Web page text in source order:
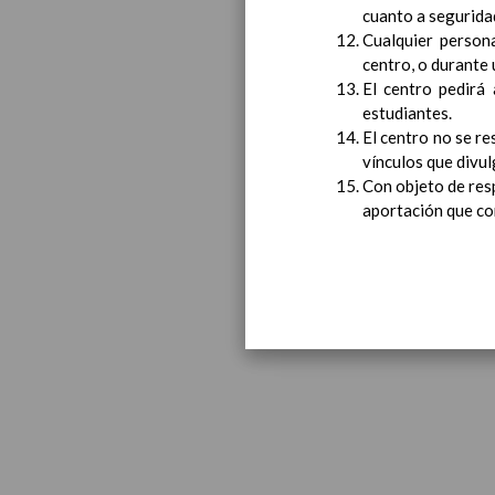
cuanto a
Cualquier
centro, o durante
El centro pedirá
estudiantes.
El centro no se
vínculos que
Con objeto de
aportación que